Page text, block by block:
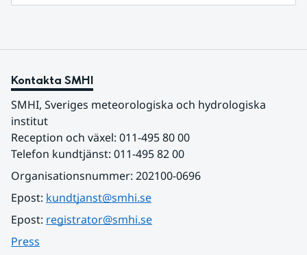
Kontakta SMHI
SMHI, Sveriges meteorologiska och hydrologiska
institut
Reception och växel: 011-495 80 00
Telefon kundtjänst: 011-495 82 00
Organisationsnummer: 202100-0696
Epost: kundtjanst@smhi.se
Epost: registrator@smhi.se
Press